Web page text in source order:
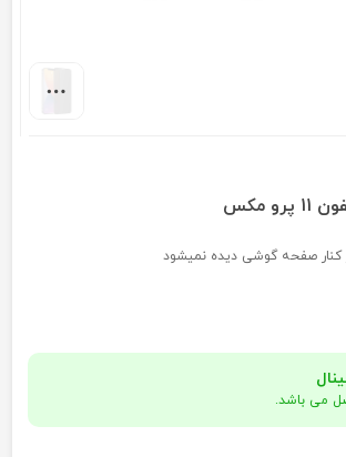
مکس
صفحه گوشی دیده نمیشود
می باشد.